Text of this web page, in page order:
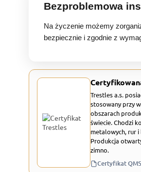
Bezproblemowa
Na życzenie możemy
bezpiecznie i zgodnie z
Trestles a.s.
stosowany przy
obszarach
świecie. Chodzi
metalowych, rur
Produkcja
zimno.
Certyfikat